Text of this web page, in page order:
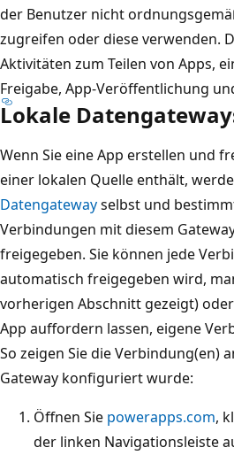
der Benutzer nicht
zugreifen oder diese verwenden.
Aktivitäten zum Teilen von Apps,
Freigabe, App-Veröffentlichung
Lokale
Wenn Sie eine App erstellen und
einer lokalen Quelle enthält,
Datengatewayselbst und
Verbindungen mit diesem
freigegeben. Sie können jede
automatisch freigegeben wird,
vorherigen Abschnitt gezeigt)
App auffordern lassen, eigene
So zeigen Sie die Verbindung(en)
Gateway konfiguriert wurde:
Öffnen Sie powerapps.com,
der linken Navigationsleiste